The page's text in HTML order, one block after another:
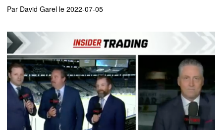
Par David Garel le 2022-07-05